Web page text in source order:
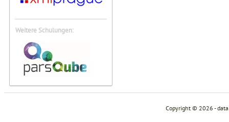
Weitere Schulungen:
Copyright © 2026 -